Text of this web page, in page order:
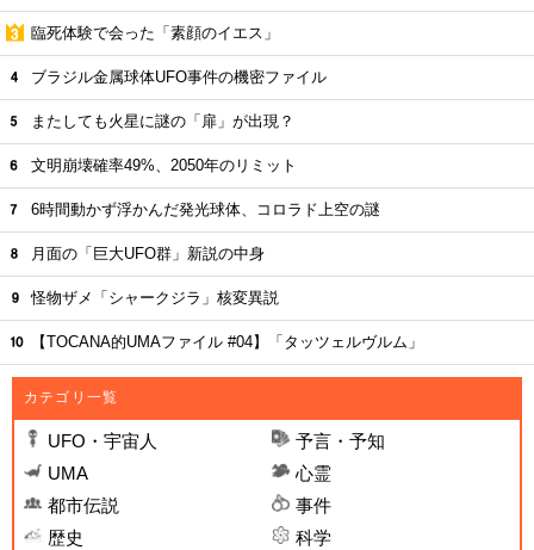
臨死体験で会った「素顔のイエス」
ブラジル金属球体UFO事件の機密ファイル
またしても火星に謎の「扉」が出現？
文明崩壊確率49%、2050年のリミット
6時間動かず浮かんだ発光球体、コロラド上空の謎
月面の「巨大UFO群」新説の中身
怪物ザメ「シャークジラ」核変異説
【TOCANA的UMAファイル #04】「タッツェルヴルム」
カテゴリ一覧
UFO・宇宙人
予言・予知
UMA
心霊
都市伝説
事件
歴史
科学